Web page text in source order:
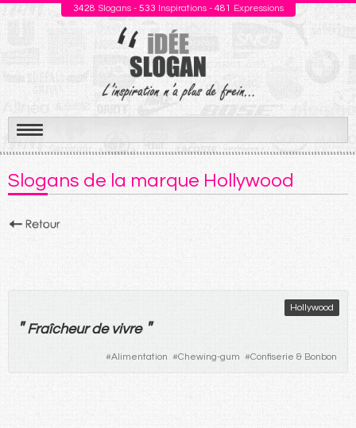
3428 Slogans - 533 Inspirations - 481 Expressions
Aller
au
contenu
Slogans de la marque Hollywood
Hollywood
" Fraîcheur de vivre "
#Alimentation #Chewing-gum #Confiserie & Bonbon